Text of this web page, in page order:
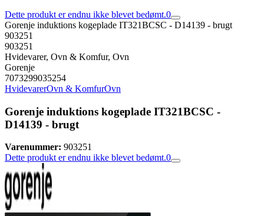
Dette produkt er endnu ikke blevet bedømt.0
Gorenje induktions kogeplade IT321BCSC - D14139 - brugt
903251
903251
Hvidevarer, Ovn & Komfur, Ovn
Gorenje
7073299035254
HvidevarerOvn & KomfurOvn
Gorenje induktions kogeplade IT321BCSC -
D14139 - brugt
Varenummer: 903251
Dette produkt er endnu ikke blevet bedømt.0